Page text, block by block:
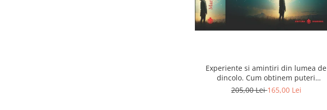
Experiente si amintiri din lumea de
dincolo. Cum obtinem puteri
extrasenzoriale - cu exercitii
205,00 Lei165,00 Lei